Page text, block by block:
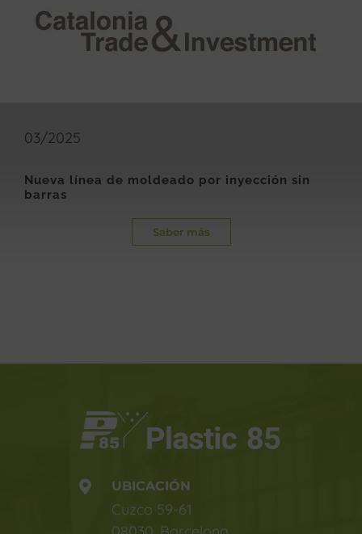
03/2025
Nueva línea de moldeado por inyección sin
barras
Saber más
UBICACIÓN
Cuzco 59-61